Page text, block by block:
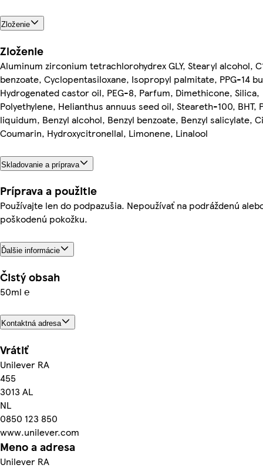
Zloženie
Zloženie
Aluminum zirconium tetrachlorohydrex GLY, Stearyl alcohol,
benzoate, Cyclopentasiloxane, Isopropyl palmitate, PPG-14
Hydrogenated castor oil, PEG-8, Parfum, Dimethicone, Silica,
Polyethylene, Helianthus annuus seed oil, Steareth-100, BHT,
liquidum, Benzyl alcohol, Benzyl benzoate, Benzyl salicylate,
Coumarin, Hydroxycitronellal, Limonene, Linalool
Skladovanie a príprava
Príprava a použitie
Používajte len do podpazušia. Nepoužívať na podráždenú
poškodenú pokožku.
Ďalšie informácie
Čistý obsah
50ml ℮
Kontaktná adresa
Vrátiť
Unilever RA
455
3013 AL
NL
0850 123 850
www.unilever.com
Meno a adresa
Unilever RA